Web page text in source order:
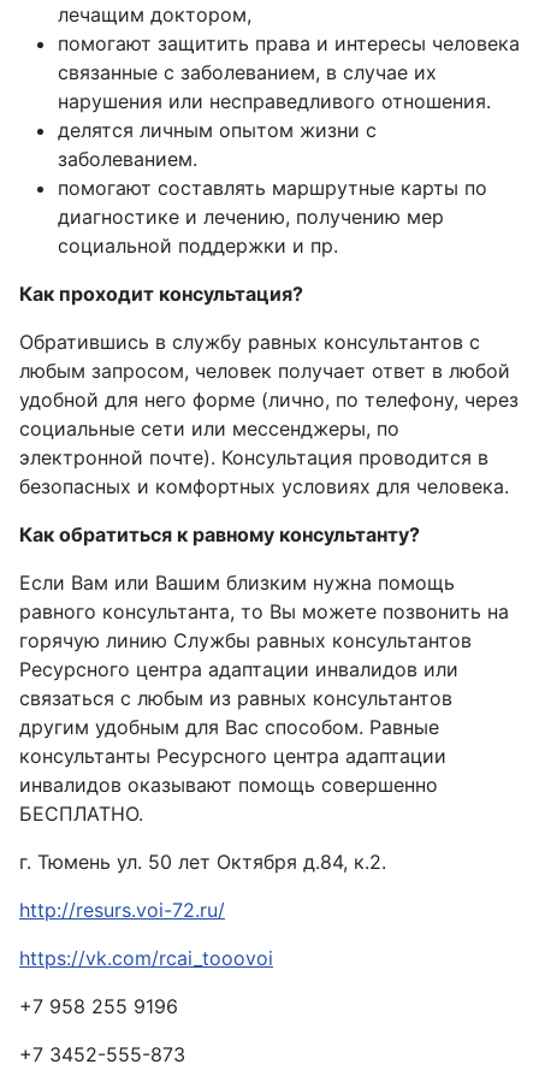
лечащим доктором,
помогают защитить права и интересы человека
связанные с заболеванием, в случае их
нарушения или несправедливого отношения.
делятся личным опытом жизни с
заболеванием.
помогают составлять маршрутные карты по
диагностике и лечению, получению мер
социальной поддержки и пр.
Как проходит консультация?
Обратившись в службу равных консультантов с
любым запросом, человек получает ответ в любой
удобной для него форме (лично, по телефону, через
социальные сети или мессенджеры, по
электронной почте). Консультация проводится в
безопасных и комфортных условиях для человека.
Как обратиться к равному консультанту?
Если Вам или Вашим близким нужна помощь
равного консультанта, то Вы можете позвонить на
горячую линию Службы равных консультантов
Ресурсного центра адаптации инвалидов или
связаться с любым из равных консультантов
другим удобным для Вас способом. Равные
консультанты Ресурсного центра адаптации
инвалидов оказывают помощь совершенно
БЕСПЛАТНО.
г. Тюмень ул. 50 лет Октября д.84, к.2.
http://resurs.voi-72.ru/
https://vk.com/rcai_tooovoi
+7 958 255 9196
+7 3452-555-873